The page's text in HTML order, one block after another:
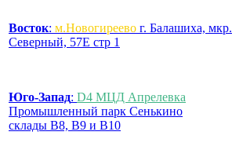
Восток: м.Новогиреево г. Балашиха, мкр.
Северный, 57Е стр 1
Юго-Запад: D4 МЦД Апрелевка
Промышленный парк Сенькино
склады B8, B9 и B10